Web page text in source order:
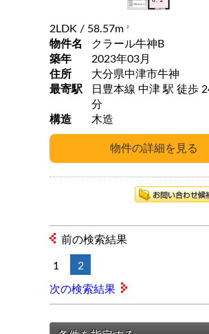
2LDK / 58.57m 2
物件名
クラール牛神B
築年
2023年03月
住所
大分県中津市牛神
最寄駅
日豊本線 中津 駅 徒歩 24
分
構造
木造
前の検索結果
1 2
次の検索結果